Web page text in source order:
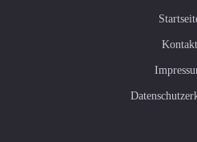
Kontakt